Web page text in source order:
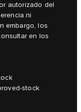
autorizado del
ni
embargo, los
en los
stock